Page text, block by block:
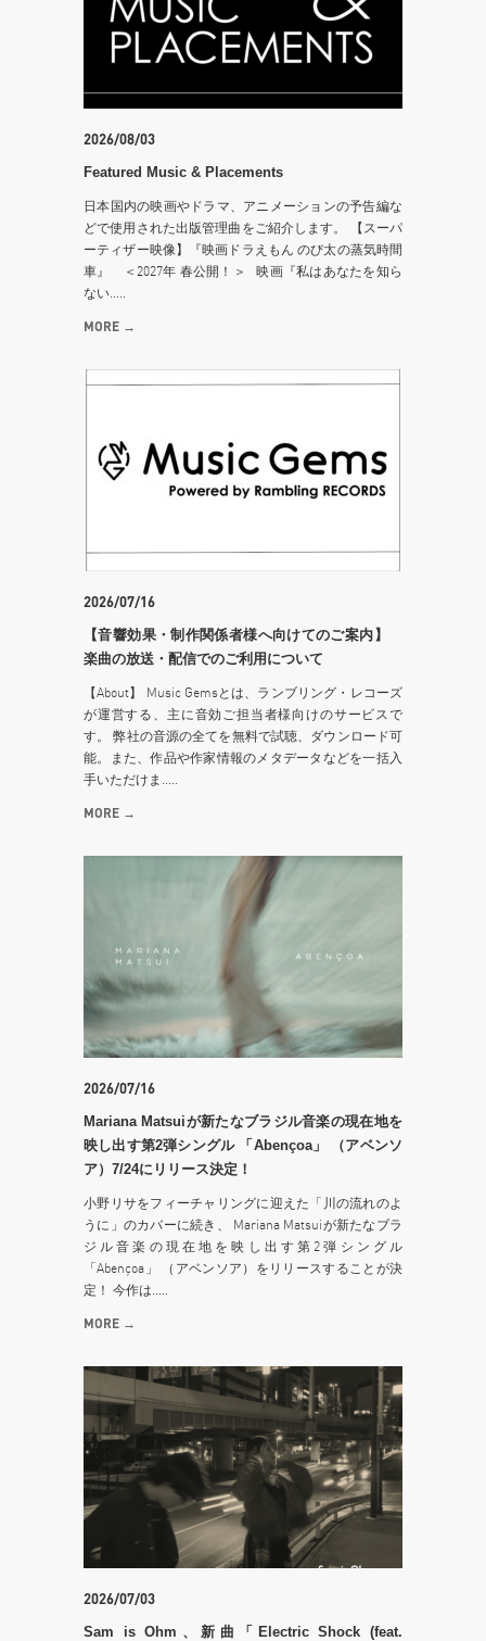
2026/08/03
Featured Music & Placements
日本国内の映画やドラマ、アニメーションの予告編な
どで使用された出版管理曲をご紹介します。 【スーパ
ーティザー映像】『映画ドラえもん のび太の蒸気時間
車』 ＜2027年 春公開！＞ 映画『私はあなたを知ら
ない.....
MORE →
2026/07/16
【音響効果・制作関係者様へ向けてのご案内】
楽曲の放送・配信でのご利用について
【About】 Music Gemsとは、ランブリング・レコーズ
が運営する、主に音効ご担当者様向けのサービスで
す。 弊社の音源の全てを無料で試聴、ダウンロード可
能。また、作品や作家情報のメタデータなどを一括入
手いただけま.....
MORE →
2026/07/16
Mariana Matsuiが新たなブラジル音楽の現在地を
映し出す第2弾シングル 「Abençoa」 （アベンソ
ア）7/24にリリース決定！
小野リサをフィーチャリングに迎えた「川の流れのよ
うに」のカバーに続き、 Mariana Matsuiが新たなブラ
ジル音楽の現在地を映し出す第2弾シングル
「Abençoa」 （アベンソア）をリリースすることが決
定！ 今作は.....
MORE →
2026/07/03
Sam is Ohm、新曲「Electric Shock (feat.